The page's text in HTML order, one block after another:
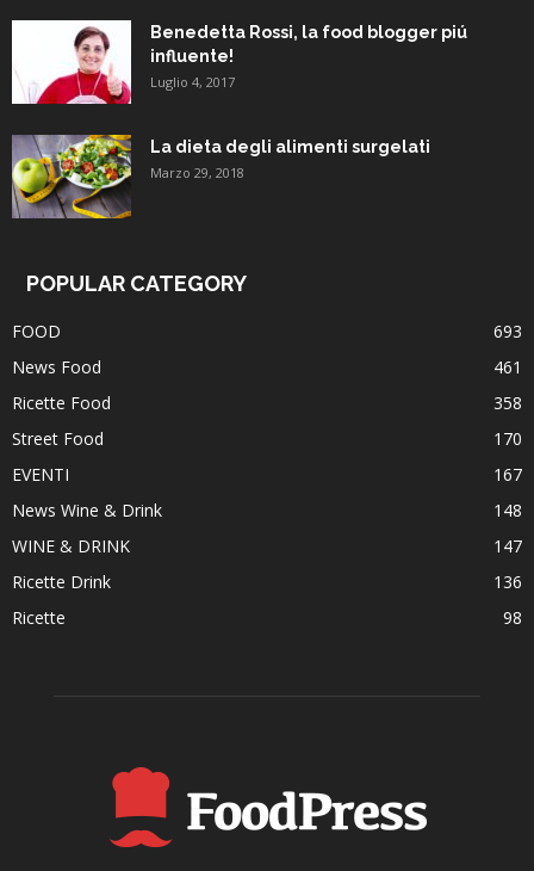
Benedetta Rossi, la food blogger piú
influente!
Luglio 4, 2017
La dieta degli alimenti surgelati
Marzo 29, 2018
POPULAR CATEGORY
FOOD
693
News Food
461
Ricette Food
358
Street Food
170
EVENTI
167
News Wine & Drink
148
WINE & DRINK
147
Ricette Drink
136
Ricette
98